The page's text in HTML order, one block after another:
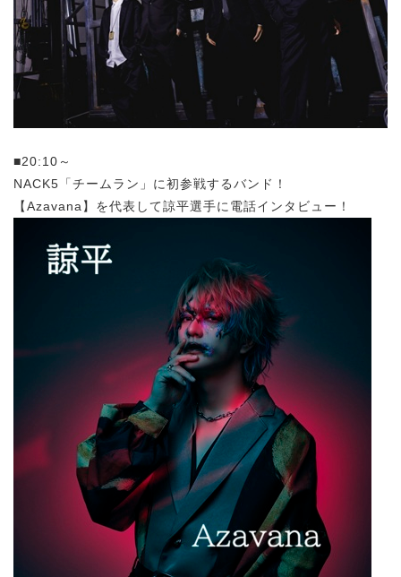
■20:10～
NACK5「チームラン」に初参戦するバンド！
【Azavana】を代表して諒平選手に電話インタビュー！